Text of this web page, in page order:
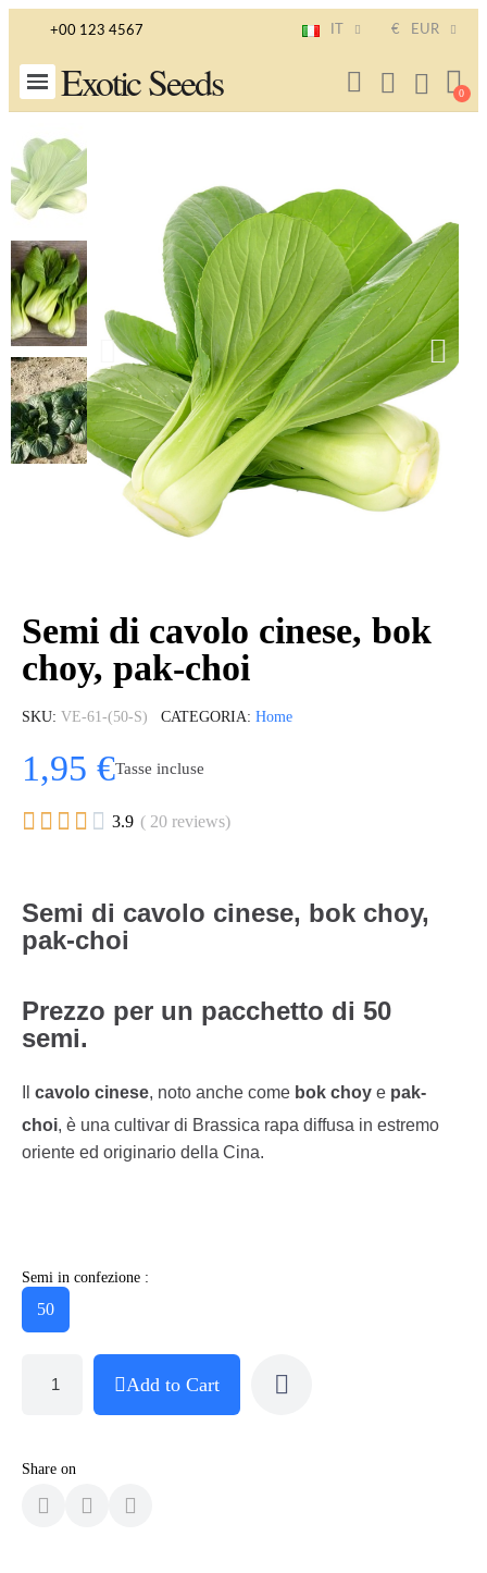
+00 123 4567 € EUR
Exotic Seeds
Semi di cavolo cinese, bok
choy, pak-choi
SKU VE-61-(50-S) CATEGORIA Home
1,95 €Tasse incluse
     3.9 ( 20 reviews)
Semi di cavolo cinese, bok choy,
pak-choi
Prezzo per un pacchetto di 50
semi.
cavolo cinese, noto anche come bok choy e pak-
choi, è una cultivar di Brassica rapa diffusa in estremo
oriente ed originario della Cina.
Semi in confezione :
50
Add to Cart
Share on